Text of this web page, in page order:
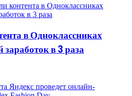
в Одноклассниках
заработок в 3 раза